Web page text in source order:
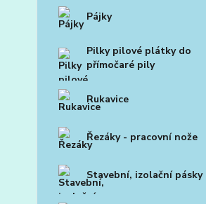
Pájky
Pilky pilové plátky do
přímočaré pily
Rukavice
Řezáky - pracovní nože
Stavební, izolační pásky